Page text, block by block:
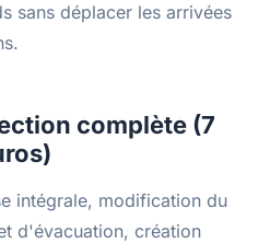
sans déplacer les arrivées
complète (7
intégrale, modification du
d'évacuation, création